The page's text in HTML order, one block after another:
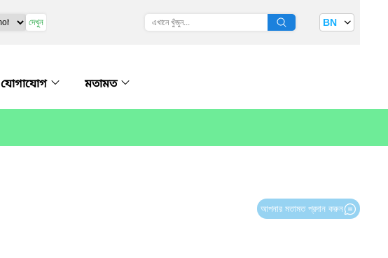
দেখুন BN
যোগাযোগ মতামত
আপনার মতামত প্রদান করুন